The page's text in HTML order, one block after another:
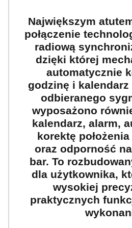
Największym
połączenie
radiową
dzięki której
automatycznie
godzinę i
odbieranego
wyposażono
kalendarz, alarm,
korektę
oraz odporność
bar. To
dla użytkownika,
wysokiej
praktycznych